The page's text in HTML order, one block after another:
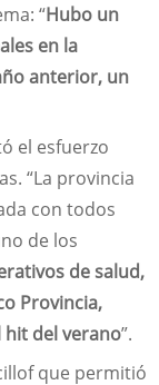
“Hubo un
en la
anterior, un
el esfuerzo
“La provincia
con todos
de los
de salud,
Provincia,
hit del verano”.
que permitió